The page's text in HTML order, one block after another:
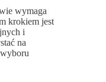
wymaga
krokiem jest
i
na